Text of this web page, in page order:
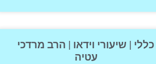
כללי | שיעורי וידאו | הרב מרדכי
עטיה